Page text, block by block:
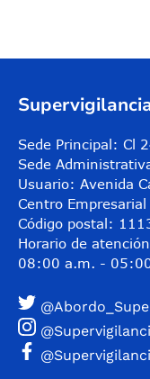
Sede Principal: Cl
Sede
Usuario: Avenida
Centro
Código postal:
Horario de
08:00 a.m. -